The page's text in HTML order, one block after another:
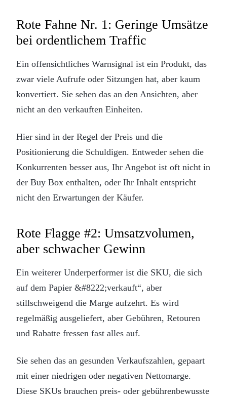
Rote Fahne Nr. 1: Geringe Umsätze
bei ordentlichem Traffic
Ein offensichtliches Warnsignal ist ein Produkt, das
zwar viele Aufrufe oder Sitzungen hat, aber kaum
konvertiert. Sie sehen das an den Ansichten, aber
nicht an den verkauften Einheiten.
Hier sind in der Regel der Preis und die
Positionierung die Schuldigen. Entweder sehen die
Konkurrenten besser aus, Ihr Angebot ist oft nicht in
der Buy Box enthalten, oder Ihr Inhalt entspricht
nicht den Erwartungen der Käufer.
Rote Flagge #2: Umsatzvolumen,
aber schwacher Gewinn
Ein weiterer Underperformer ist die SKU, die sich
auf dem Papier &#8222;verkauft“, aber
stillschweigend die Marge aufzehrt. Es wird
regelmäßig ausgeliefert, aber Gebühren, Retouren
und Rabatte fressen fast alles auf.
Sie sehen das an gesunden Verkaufszahlen, gepaart
mit einer niedrigen oder negativen Nettomarge.
Diese SKUs brauchen preis- oder gebührenbewusste